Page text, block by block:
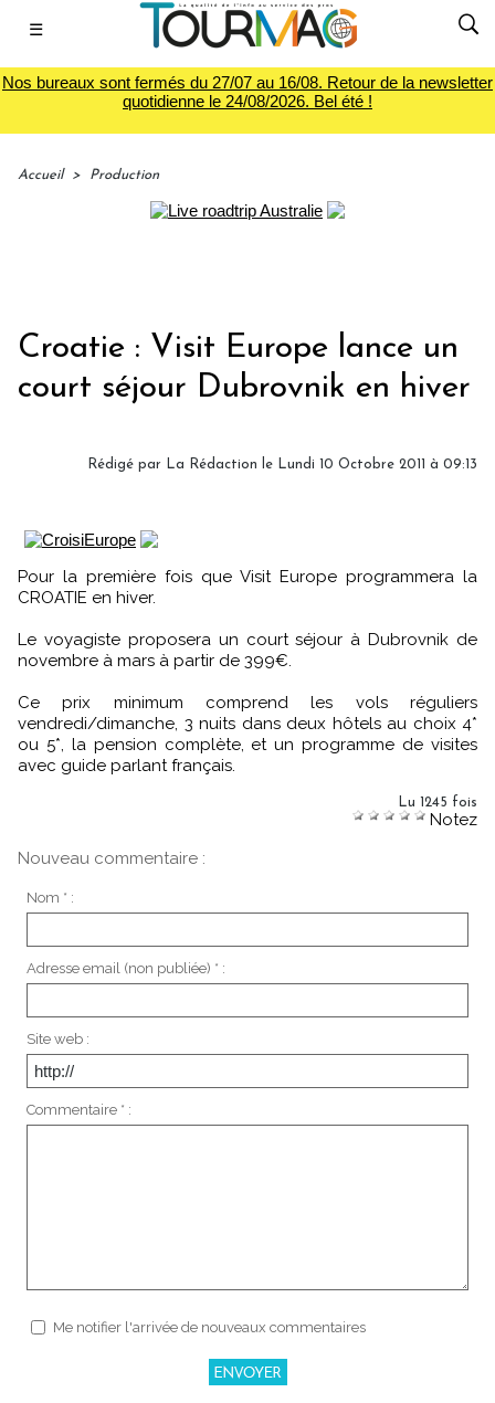
☰
Nos bureaux sont fermés du 27/07 au 16/08. Retour de la newsletter
quotidienne le 24/08/2026. Bel été !
Accueil > Production
Croatie : Visit Europe lance un
court séjour Dubrovnik en hiver
Rédigé par La Rédaction le Lundi 10 Octobre 2011 à 09:13
Pour la première fois que Visit Europe programmera la
CROATIE en hiver.
Le voyagiste proposera un court séjour à Dubrovnik de
novembre à mars à partir de 399€.
Ce prix minimum comprend les vols réguliers
vendredi/dimanche, 3 nuits dans deux hôtels au choix 4*
ou 5*, la pension complète, et un programme de visites
avec guide parlant français.
Lu 1245 fois
Notez
Nouveau commentaire :
Nom * :
Adresse email (non publiée) * :
Site web :
Commentaire * :
Me notifier l'arrivée de nouveaux commentaires